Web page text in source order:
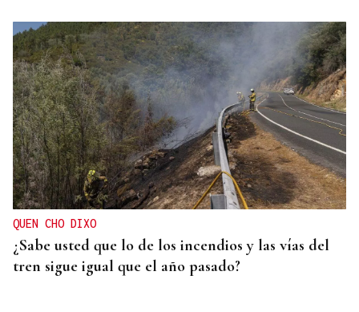
QUEN CHO DIXO
¿Sabe usted que lo de los incendios y las vías del
tren sigue igual que el año pasado?